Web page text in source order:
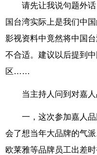
请先让我说句题外
国台湾实际上是我们中
影视资料中竟然将中国
不合适。建议以后提到
区……
当主持人问到对嘉
一，这次参加嘉人
会了想当年大品牌的气
欧莱雅等品牌员工出差